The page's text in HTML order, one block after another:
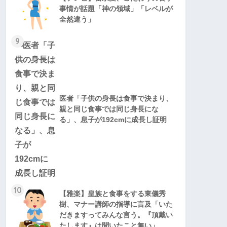
事情が話題「神の領域」「レベルが
全然違う」
9
医者「子供の身長は食事で決まり、
親と同じ食事では同じ身長にな
る」、息子が192cmに成長し証明
10
【雅楽】皇族と食事をする東儀秀
樹、マナー講師の指導に言及「いた
だきますってみんな言う。『頂戴い